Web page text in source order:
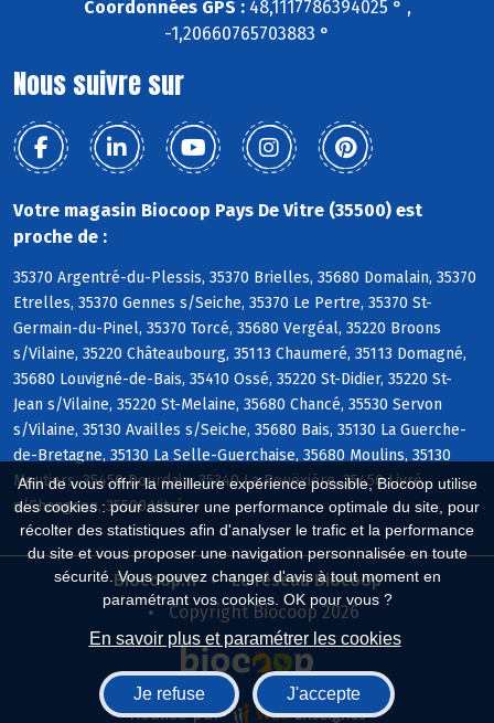
Afin de vous offrir la meilleure expérience possible, Biocoop utilise
des cookies : pour assurer une performance optimale du site, pour
récolter des statistiques afin d'analyser le trafic et la performance
du site et vous proposer une navigation personnalisée en toute
sécurité. Vous pouvez changer d'avis à tout moment en
paramétrant vos cookies. OK pour vous ?
En savoir plus et paramétrer les cookies
Je refuse J'accepte
Coordonnées GPS :48,1117786394025 ° ,
-1,20660765703883 °
Nous suivre sur
Votre magasin Biocoop Pays De Vitre (35500) est
proche de :
35370 Argentré-du-Plessis, 35370 Brielles, 35680 Domalain, 35370
Etrelles, 35370 Gennes s/Seiche, 35370 Le Pertre, 35370 St-
Germain-du-Pinel, 35370 Torcé, 35680 Vergéal, 35220 Broons
s/Vilaine, 35220 Châteaubourg, 35113 Chaumeré, 35113 Domagné,
35680 Louvigné-de-Bais, 35410 Ossé, 35220 St-Didier, 35220 St-
Jean s/Vilaine, 35220 St-Melaine, 35680 Chancé, 35530 Servon
s/Vilaine, 35130 Availles s/Seiche, 35680 Bais, 35130 La Guerche-
de-Bretagne, 35130 La Selle-Guerchaise, 35680 Moulins, 35130
Moutiers, 35450 Dourdain, 35340 La Bouëxière, 35450 Livré
s/Changeon, 35500 Vitré
Biocoop.fr
Le réseau Biocoop
Copyright Biocoop 2026
Réalisé par